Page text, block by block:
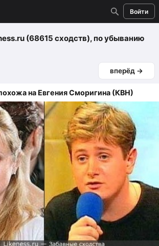
Войти
👍
необходима авторизация
(68615 сходств), по убыванию
вперёд →
на Евгения Сморигина (КВН)